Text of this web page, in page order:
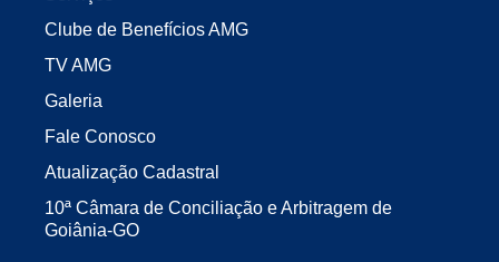
Clube de Benefícios AMG
TV AMG
Galeria
Fale Conosco
Atualização Cadastral
10ª Câmara de Conciliação e Arbitragem de
Goiânia-GO